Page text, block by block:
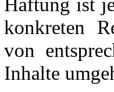
konkreten
von
Inhalte